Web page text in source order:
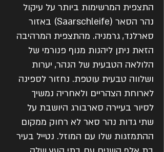
התצפית המרשימות ביותר על עיקול
נהר הסאר (Saarschleife) באזור
סארלנד, גרמניה. מהתצפית המרהיבה
הזאת ניתן ליהנות מנוף פנורמי של
הלולאה הטבעית של הנהר, יערות
ושלווה טבעית עוטפת. נחזור לספינה
לארוחת הצהריים ולאחריה נמשיך
לסיור בעיירה סארבורג היושבת על
שתי גדות נהר סאר לא רחוק ממקום
ההתמזגות שלו עם המוזל. נטייל בעיר